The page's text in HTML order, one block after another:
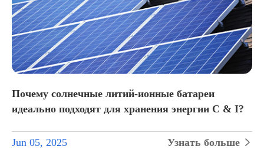
Почему солнечные литий-ионные батареи
идеально подходят для хранения энергии C & I?
Jun 05, 2025 Узнать больше 